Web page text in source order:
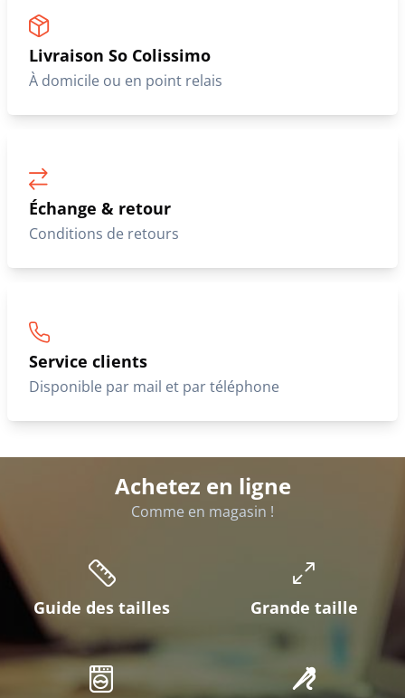
Livraison So Colissimo
À domicile ou en point relais
Échange & retour
Conditions de retours
Service clients
Disponible par mail et par téléphone
Achetez en ligne
Comme en magasin !
Guide des tailles Grande taille